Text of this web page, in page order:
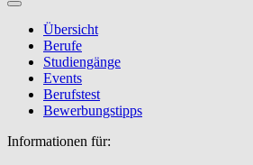
Übersicht
Berufe
Studiengänge
Events
Berufstest
Bewerbungstipps
Informationen für: